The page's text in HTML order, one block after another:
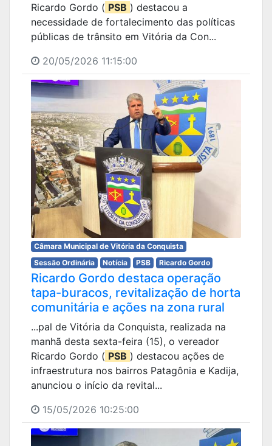
Ricardo Gordo ( PSB ) destacou a
necessidade de fortalecimento das políticas
públicas de trânsito em Vitória da Con...
20/05/2026 11:15:00
Câmara Municipal de Vitória da Conquista
Sessão Ordinária
Notícia PSB Ricardo Gordo
Ricardo Gordo destaca operação
tapa-buracos, revitalização de horta
comunitária e ações na zona rural
...pal de Vitória da Conquista, realizada na
manhã desta sexta-feira (15), o vereador
Ricardo Gordo ( PSB ) destacou ações de
infraestrutura nos bairros Patagônia e Kadija,
anunciou o início da revital...
15/05/2026 10:25:00